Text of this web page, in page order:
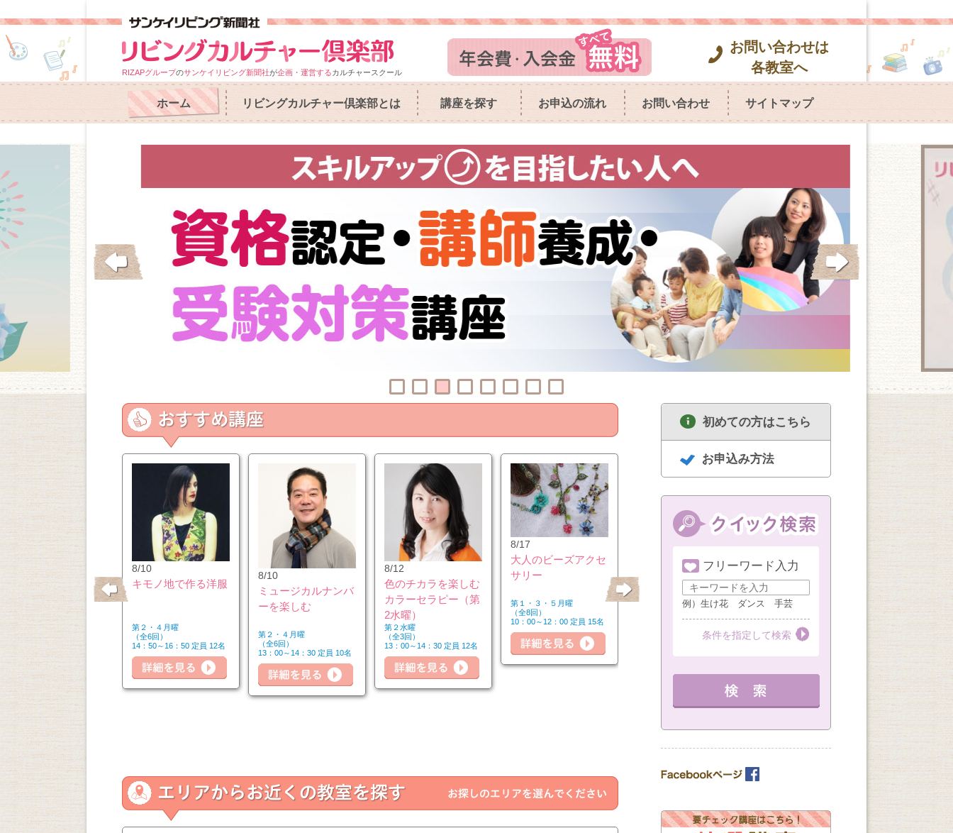
RIZAPグループのサンケイリビング新聞社が企画・運営するカルチャースクール
お問い合わせは
各教室へ
ホーム リビングカルチャー倶楽部とは 講座を探す お申込の流れ お問い合わせ サイトマップ
10/26
はじめてのウクレレ
第２・４月曜
（全6回）
14：50～16：20 定員 6名
8/10
キモノ地で作る洋服
第２・４月曜
（全6回）
14：50～16：50 定員 12名
8/10
ミュージカルナンバ
ーを楽しむ
第２・４月曜
（全6回）
13：00～14：30 定員 10名
8/12
色のチカラを楽しむ
カラーセラピー（第
2水曜）
第２水曜
（全3回）
13：00～14：30 定員 12名
8/17
大人のビーズアクセ
サリー
第１・３・５月曜
（全8回）
10：00～12：00 定員 15名
セルフリセットヨガ
女性限定（1・3・5
8/18
中高年のための囲碁
講座 経験者
（全1回）
8/19
ハンドメイ
第３水曜
（全3回）
12：30～14：30
を見る
詳細を見る
詳細を見る 詳細を見る
詳細を見る
詳細を見る
初めての方はこちら
お申込み方法
フリーワード入力
例）生け花 ダンス 手芸
条件を指定して検索
教室を選ぶ
月 火 水
木
金
土 日